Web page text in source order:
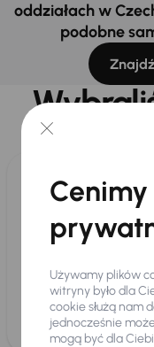
oddziałach w
podobne
Wybieramy dla Ciebie
Używamy plików
witryny było dla
cookie służą nam
jednocześnie
mogą być dla